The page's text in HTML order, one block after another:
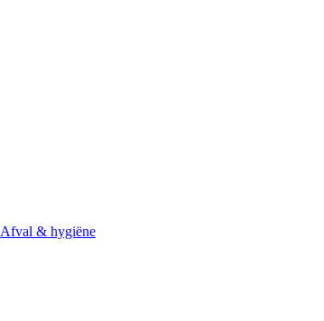
Afval & hygiëne